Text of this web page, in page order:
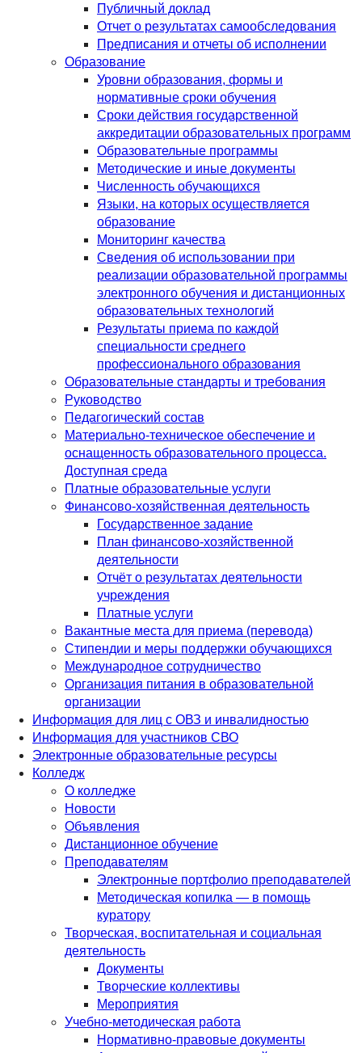
Публичный доклад
Отчет о результатах самообследования
Предписания и отчеты об исполнении
Образование
Уровни образования, формы и
нормативные сроки обучения
Сроки действия государственной
аккредитации образовательных программ
Образовательные программы
Методические и иные документы
Численность обучающихся
Языки, на которых осуществляется
образование
Мониторинг качества
Сведения об использовании при
реализации образовательной программы
электронного обучения и дистанционных
образовательных технологий
Результаты приема по каждой
специальности среднего
профессионального образования
Образовательные стандарты и требования
Руководство
Педагогический состав
Материально-техническое обеспечение и
оснащенность образовательного процесса.
Доступная среда
Платные образовательные услуги
Финансово-хозяйственная деятельность
Государственное задание
План финансово-хозяйственной
деятельности
Отчёт о результатах деятельности
учреждения
Платные услуги
Вакантные места для приема (перевода)
Стипендии и меры поддержки обучающихся
Международное сотрудничество
Организация питания в образовательной
организации
Информация для лиц с ОВЗ и инвалидностью
Информация для участников СВО
Электронные образовательные ресурсы
Колледж
О колледже
Новости
Объявления
Дистанционное обучение
Преподавателям
Электронные портфолио преподавателей
Методическая копилка — в помощь
куратору
Творческая, воспитательная и социальная
деятельность
Документы
Творческие коллективы
Мероприятия
Учебно-методическая работа
Нормативно-правовые документы